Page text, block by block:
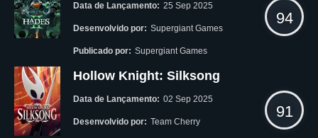
Data de Lançamento: 25 Sep 2025
Desenvolvido por: Supergiant Games
Publicado por: Supergiant Games
94
Hollow Knight: Silksong
Data de Lançamento: 02 Sep 2025
Desenvolvido por: Team Cherry
91